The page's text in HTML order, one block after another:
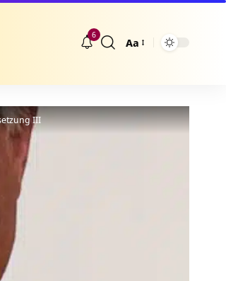
6
Größenänderung
Aa
III